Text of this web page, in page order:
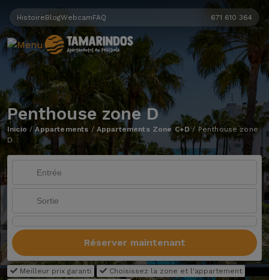
HistoireBlogWebcamFAQ 671 610 364
Penthouse zone D
Inicio /Appartements / Appartements Zone C+D/ Penthouse zone
D
Réserver maintenant
Meilleur prix garanti
Choisissez la zone et l'appartement